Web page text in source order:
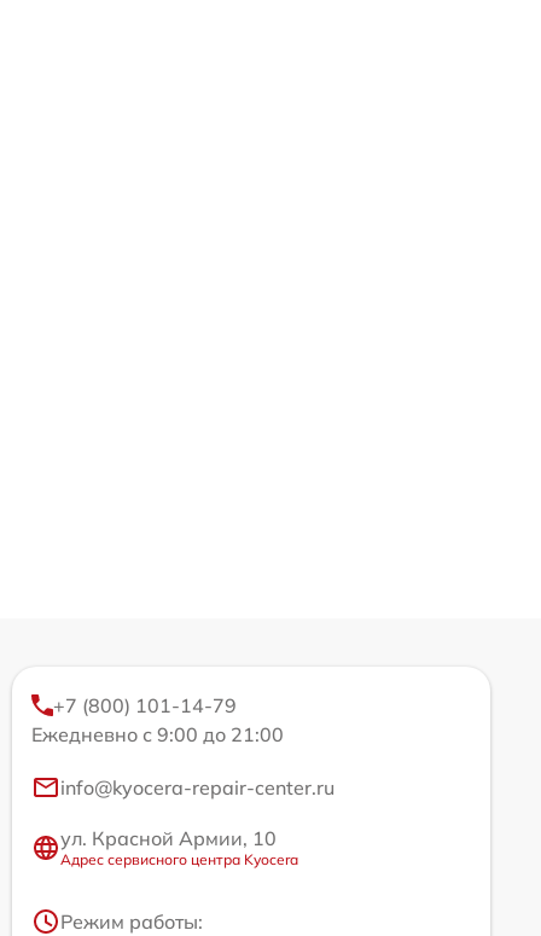
+7 (800) 101-14-79
Ежедневно с 9:00 до 21:00
info@kyocera-repair-center.ru
ул. Красной Армии, 10
Адрес сервисного центра Kyocera
Режим работы: